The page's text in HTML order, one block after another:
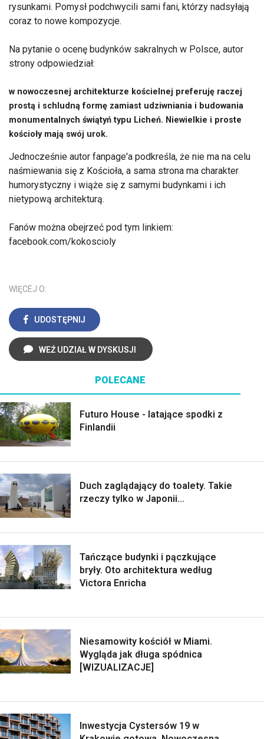
rysunkami. Pomysł podchwycili sami fani, którzy nadsyłają
coraz to nowe kompozycje.
Na pytanie o ocenę budynków sakralnych w Polsce, autor
strony odpowiedział:
w nowoczesnej architekturze kościelnej preferuję raczej
prostą i schludną formę zamiast udziwniania i budowania
monumentalnych świątyń typu Licheń. Niewielkie i proste
kościoły mają swój urok.
Jednocześnie autor fanpage'a podkreśla, że nie ma na celu
naśmiewania się z Kościoła, a sama strona ma charakter
humorystyczny i wiąże się z samymi budynkami i ich
nietypową architekturą.
Fanów można obejrzeć pod tym linkiem:
facebook.com/kokoscioly
WIĘCEJ O:
UDOSTĘPNIJ
WEŹ UDZIAŁ W DYSKUSJI
POLECANE
Futuro House - latające spodki z
Finlandii
Duch zaglądający do toalety. Takie
rzeczy tylko w Japonii...
Tańczące budynki i pączkujące
bryły. Oto architektura według
Victora Enricha
Niesamowity kościół w Miami.
Wygląda jak długa spódnica
[WIZUALIZACJE]
Inwestycja Cystersów 19 w